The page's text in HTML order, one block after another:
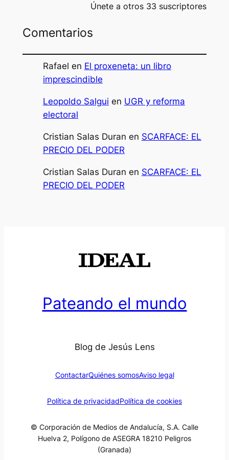
Únete a otros 33 suscriptores
Comentarios
Rafael en El proxeneta: un libro
imprescindible
Leopoldo Salgui en UGR y reforma
electoral
Cristian Salas Duran en SCARFACE: EL
PRECIO DEL PODER
Cristian Salas Duran en SCARFACE: EL
PRECIO DEL PODER
Pateando el mundo
Blog de Jesús Lens
ContactarQuiénes somosAviso legal
Política de privacidadPolítica de cookies
© Corporación de Medios de Andalucía, S.A. Calle
Huelva 2, Polígono de ASEGRA 18210 Peligros
(Granada)